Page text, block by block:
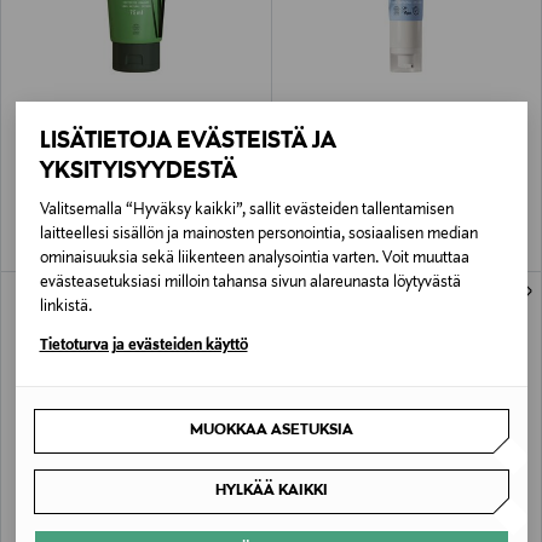
LISÄTIETOJA EVÄSTEISTÄ JA
YKSITYISYYDESTÄ
Valitsemalla “Hyväksy kaikki”, sallit evästeiden tallentamisen
laitteellesi sisällön ja mainosten personointia, sosiaalisen median
ominaisuuksia sekä liikenteen analysointia varten. Voit muuttaa
evästeasetuksiasi milloin tahansa sivun alareunasta löytyvästä
linkistä.
Tietoturva ja evästeiden käyttö
MUOKKAA ASETUKSIA
HYLKÄÄ KAIKKI
URTEKRAM
Wild Lemongrass Hand Cream -
käsivoide 75 ml
URTEKRAM
Organic Fragrance Free gentle face